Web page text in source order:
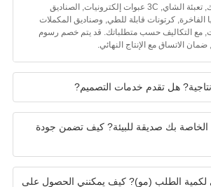
الويسكي, صناديق الكعك, تعبئة الشاي, 3C عبوات إلكترونيات, الصناديق
كرتونات قابلة للطي, وصناديق المكملات
حسب متطلباتك. قد يتم خصم رسوم
مع الإنتاج النهائي.
هل تقدم خدمات التصميم?
بك صديقة للبيئة? كيف تضمن جودة
الطلب (مو)? كيف يمكنني الحصول على